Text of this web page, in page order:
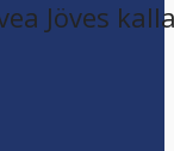
Jöves